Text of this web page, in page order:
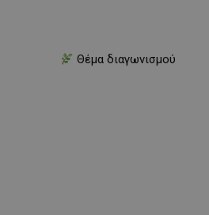
Θέμα διαγωνισμού